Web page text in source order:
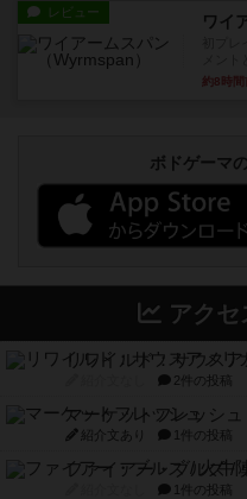
レビュー ワイ
約8時間
ボドゲーマ
アクセ
リワイルド：サウスア
2件の投稿
マーケットフレッシュ
紹介文あり 1件の投稿
ファイアー・ブルズ /
1件の投稿